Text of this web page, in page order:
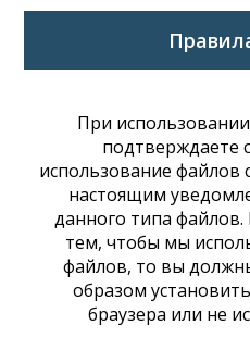
При
подтверждаете
использование файлов
настоящим
данного типа файлов.
тем, чтобы мы
файлов, то вы
образом
браузера или не